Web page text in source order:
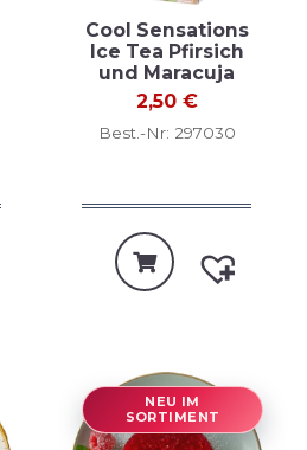
Cool Sensations
Ice Tea Pfirsich
und Maracuja
2,50 €
Best.-Nr: 297030
NEU IM
SORTIMENT